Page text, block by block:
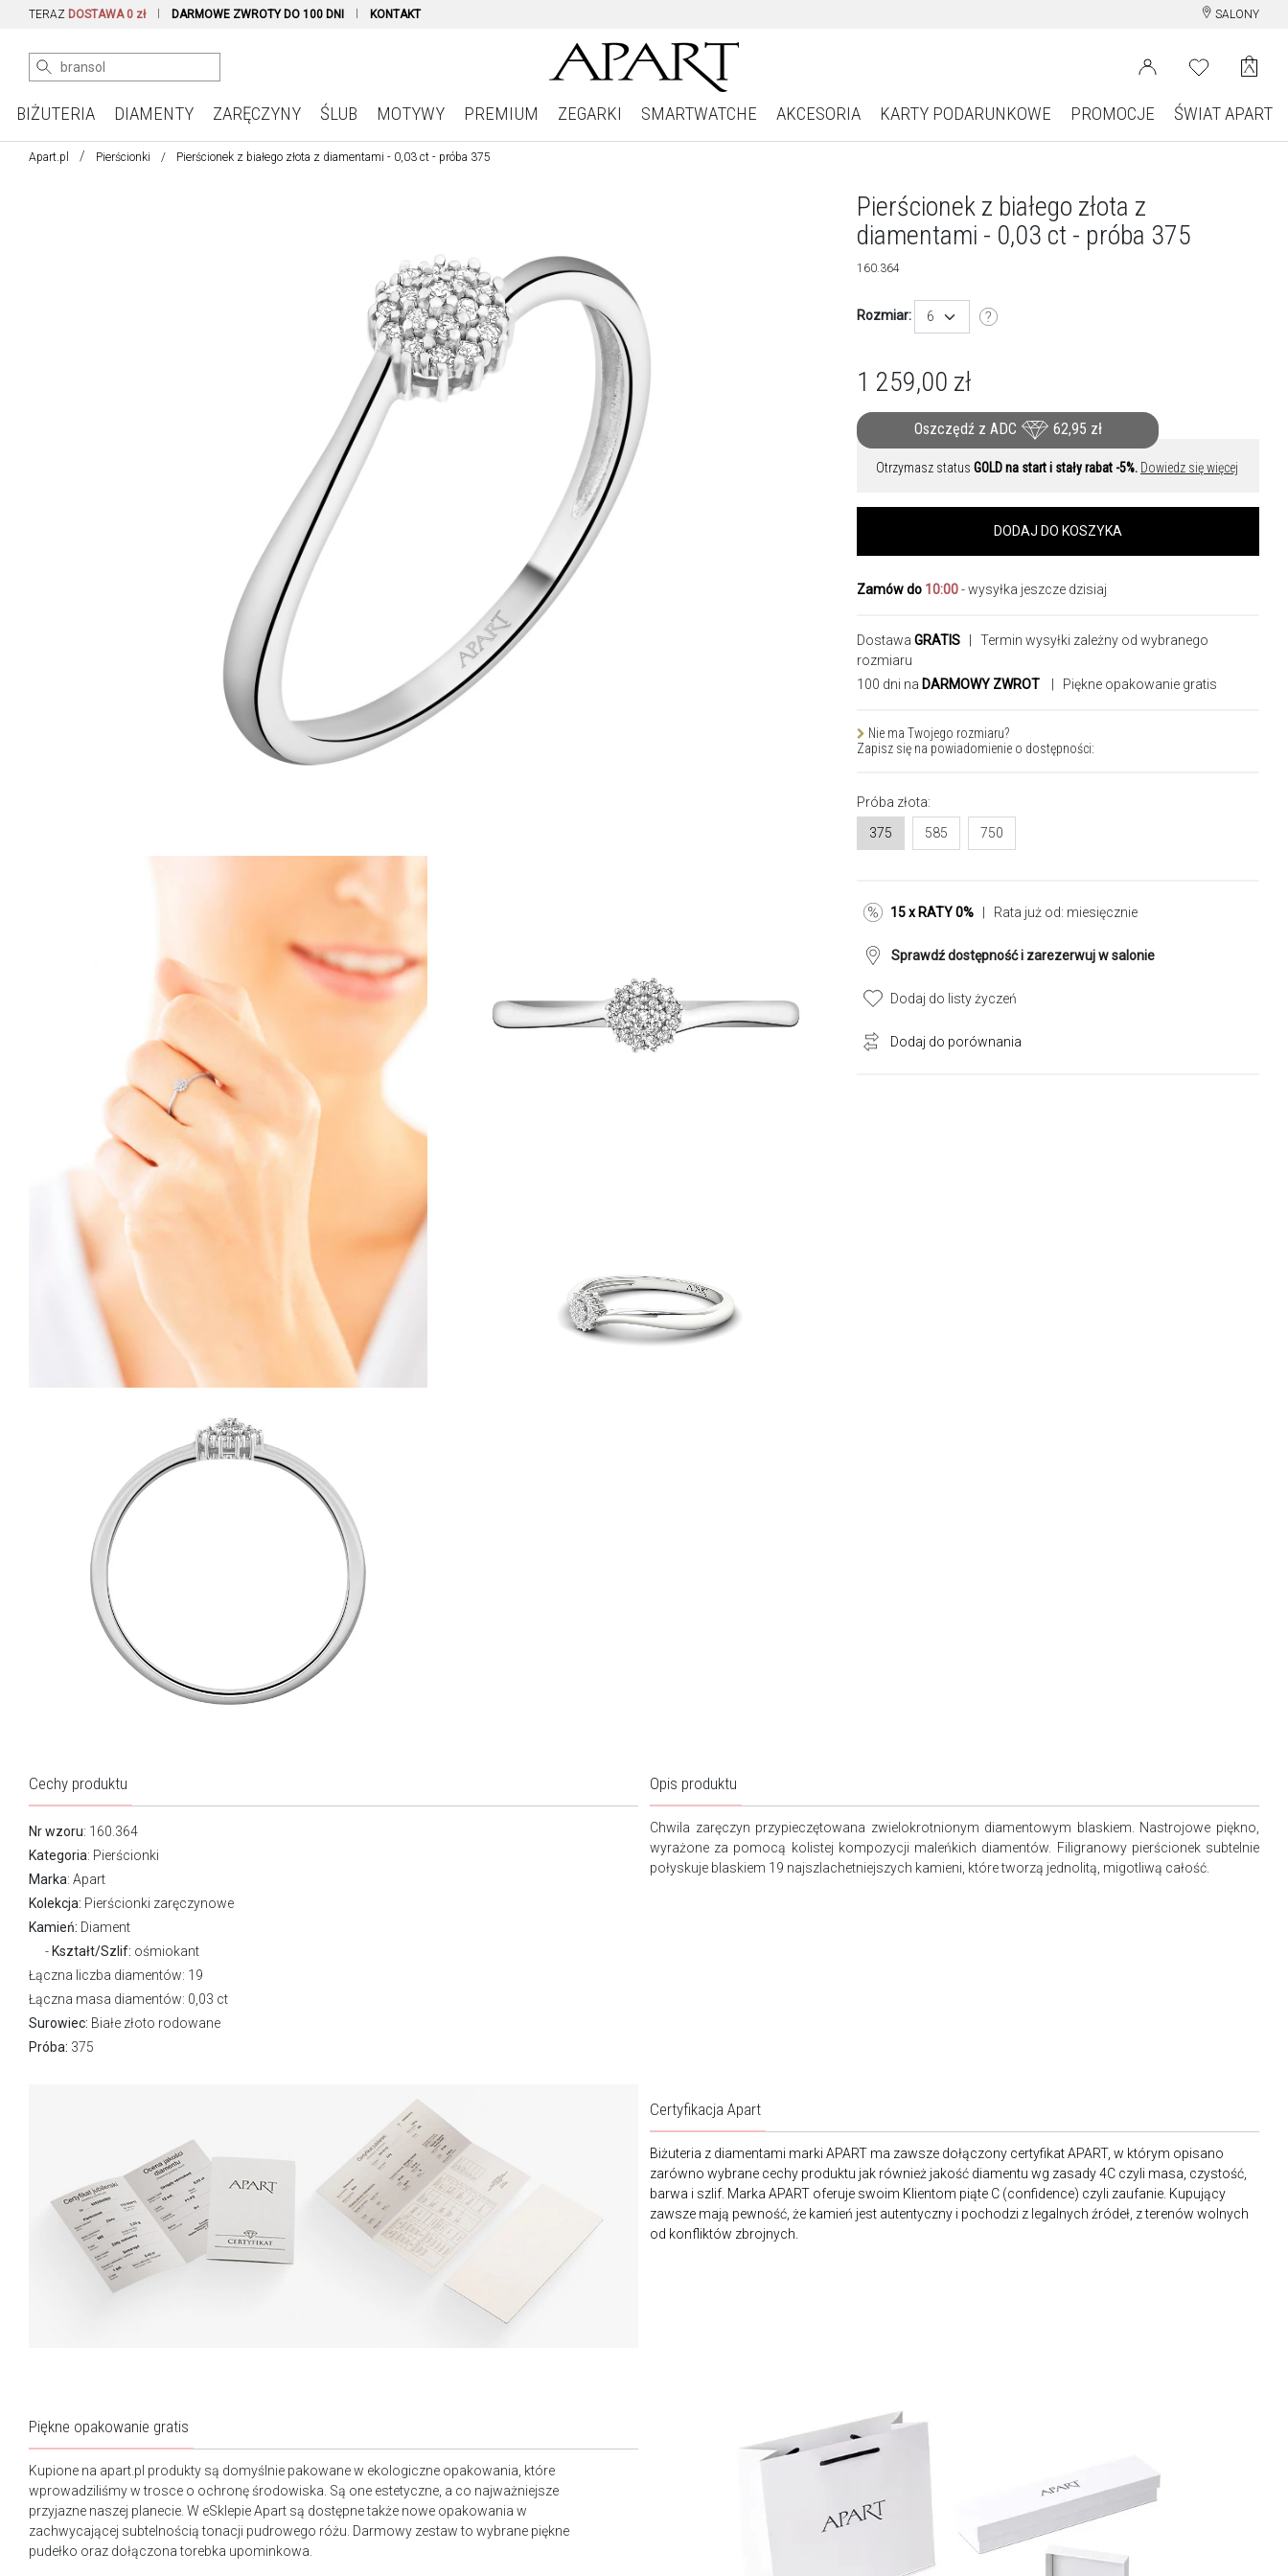
TERAZ DOSTAWA 0 zł DARMOWE ZWROTY DO 100 DNI KONTAKT SALONY
BIŻUTERIA DIAMENTY ZARĘCZYNY ŚLUB MOTYWY PREMIUM ZEGARKI SMARTWATCHE AKCESORIA KARTY PODARUNKOWE PROMOCJE ŚWIAT APART
Apart.pl Pierścionki Pierścionek z białego złota z diamentami - 0,03 ct - próba 375
Pierścionek z białego złota z
diamentami - 0,03 ct - próba 375
160.364
Rozmiar: 6
1 259,00 zł
Oszczędź z ADC 62,95 zł
Otrzymasz status GOLD na start i stały rabat -5%. Dowiedz się więcej
DODAJ DO KOSZYKA
Zamów do 10:00- wysyłka jeszcze dzisiaj
Dostawa GRATIS | Termin wysyłki zależny od wybranego
rozmiaru
100 dni na DARMOWY ZWROT | Piękne opakowanie gratis
Nie ma Twojego rozmiaru?
Zapisz się na powiadomienie o dostępności:
Próba złota:
375
585 750
15 x RATY 0% | Rata już od: miesięcznie
Sprawdź dostępność i zarezerwuj w salonie
Dodaj do listy życzeń
Dodaj do porównania
Cechy produktu
Nr wzoru: 160.364
Kategoria: Pierścionki
Marka: Apart
Kolekcja: Pierścionki zaręczynowe
Kamień: Diament
Kształt/Szlif: ośmiokant
Łączna liczba diamentów: 19
Łączna masa diamentów: 0,03 ct
Surowiec: Białe złoto rodowane
Próba: 375
Opis produktu
Chwila zaręczyn przypieczętowana zwielokrotnionym diamentowym blaskiem. Nastrojowe piękno,
wyrażone za pomocą kolistej kompozycji maleńkich diamentów. Filigranowy pierścionek subtelnie
połyskuje blaskiem 19 najszlachetniejszych kamieni, które tworzą jednolitą, migotliwą całość.
Certyfikacja Apart
Biżuteria z diamentami marki APART ma zawsze dołączony certyfikat APART, w którym opisano
zarówno wybrane cechy produktu jak również jakość diamentu wg zasady 4C czyli masa, czystość,
barwa i szlif. Marka APART oferuje swoim Klientom piąte C (confidence) czyli zaufanie. Kupujący
zawsze mają pewność, że kamień jest autentyczny i pochodzi z legalnych źródeł, z terenów wolnych
od konfliktów zbrojnych.
Piękne opakowanie gratis
Kupione na apart.pl produkty są domyślnie pakowane w ekologiczne opakowania, które
wprowadziliśmy w trosce o ochronę środowiska. Są one estetyczne, a co najważniejsze
przyjazne naszej planecie. W eSklepie Apart są dostępne także nowe opakowania w
zachwycającej subtelnością tonacji pudrowego różu. Darmowy zestaw to wybrane piękne
pudełko oraz dołączona torebka upominkowa.